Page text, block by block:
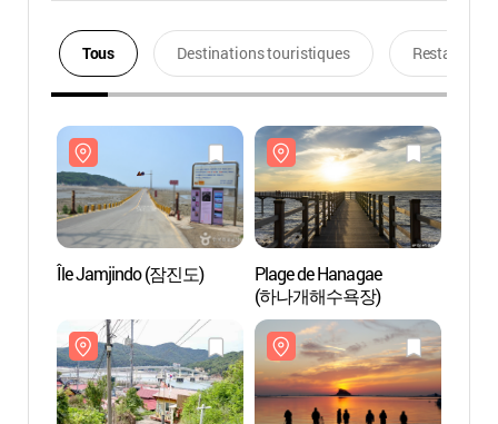
Tous Destinations touristiques Restaurants
Île Jamjindo (잠진도)
Plage de Hanagae
(하나개해수욕장)